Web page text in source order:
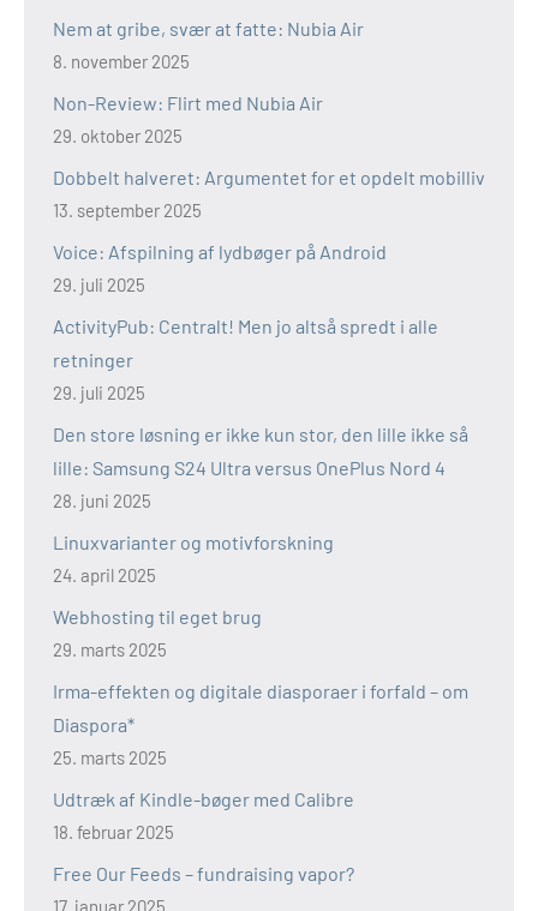
Nem at gribe, svær at fatte: Nubia Air
8. november 2025
Non-Review: Flirt med Nubia Air
29. oktober 2025
Dobbelt halveret: Argumentet for et opdelt mobilliv
13. september 2025
Voice: Afspilning af lydbøger på Android
29. juli 2025
ActivityPub: Centralt! Men jo altså spredt i alle
retninger
29. juli 2025
Den store løsning er ikke kun stor, den lille ikke så
lille: Samsung S24 Ultra versus OnePlus Nord 4
28. juni 2025
Linuxvarianter og motivforskning
24. april 2025
Webhosting til eget brug
29. marts 2025
Irma-effekten og digitale diasporaer i forfald – om
Diaspora*
25. marts 2025
Udtræk af Kindle-bøger med Calibre
18. februar 2025
Free Our Feeds – fundraising vapor?
17. januar 2025